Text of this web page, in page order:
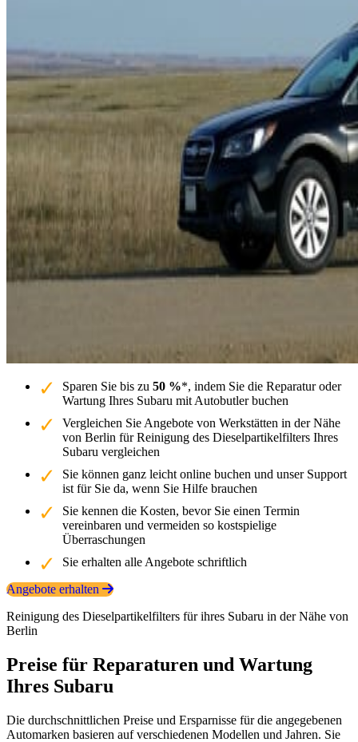
Sparen Sie bis zu 50 %*, indem Sie die Reparatur oder
Wartung Ihres Subaru mit Autobutler buchen
Vergleichen Sie Angebote von Werkstätten in der Nähe
von Berlin für Reinigung des Dieselpartikelfilters Ihres
Subaru vergleichen
Sie können ganz leicht online buchen und unser Support
ist für Sie da, wenn Sie Hilfe brauchen
Sie kennen die Kosten, bevor Sie einen Termin
vereinbaren und vermeiden so kostspielige
Überraschungen
Sie erhalten alle Angebote schriftlich
Angebote erhalten
Reinigung des Dieselpartikelfilters für ihres Subaru in der Nähe von
Berlin
Preise für Reparaturen und Wartung
Ihres Subaru
Die durchschnittlichen Preise und Ersparnisse für die angegebenen
Automarken basieren auf verschiedenen Modellen und Jahren. Sie